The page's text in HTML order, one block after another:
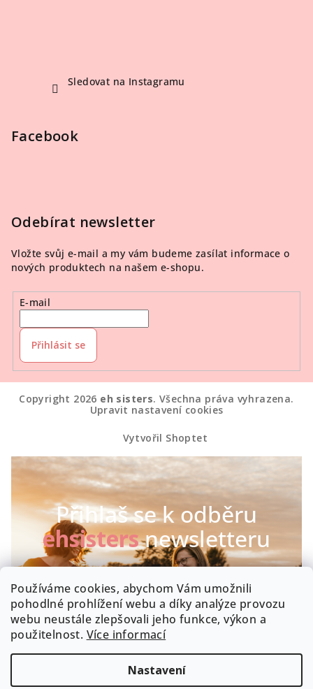
Používáme cookies, abychom Vám umožnili
pohodlné prohlížení webu a díky analýze provozu
webu neustále zlepšovali jeho funkce, výkon a
použitelnost. Více informací
Nastavení
Sledovat na Instagramu
Facebook
Odebírat newsletter
Vložte svůj e-mail a my vám budeme zasílat informace o
nových produktech na našem e-shopu.
E-mail
Přihlásit se
Copyright 2026 eh sisters. Všechna práva vyhrazena.
Upravit nastavení cookies
Vytvořil Shoptet
Přihlaš se k odběru
ehsistersnewsletteru
Chceš být první, kdo se dozví o našich novinkách a
speciálních akcích? Máme radost :-)
Byla by škoda, kdyby zrovna Tobě něco uniklo!